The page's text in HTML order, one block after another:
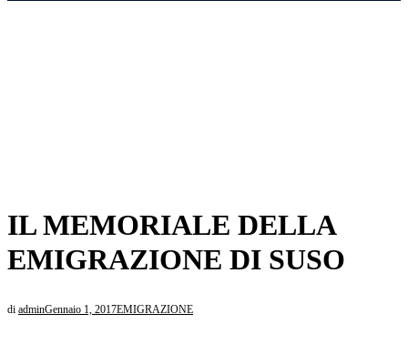
IL MEMORIALE DELLA
EMIGRAZIONE DI SUSO
di adminGennaio 1, 2017EMIGRAZIONE